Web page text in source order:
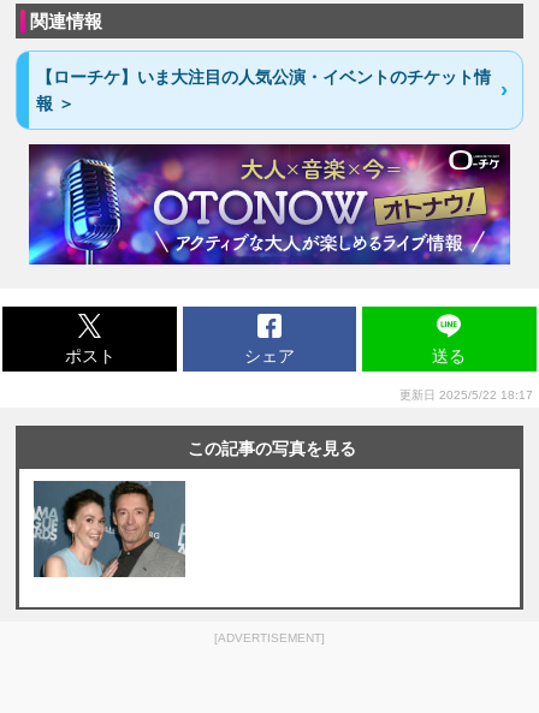
関連情報
【ローチケ】いま大注目の人気公演・イベントのチケット情
報 ＞
ポスト シェア 送る
更新日 2025/5/22 18:17
この記事の写真を見る
[ADVERTISEMENT]